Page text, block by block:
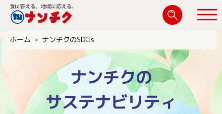
索:
閉じる
ホーム ナンチクのSDGs
ナンチクの
サステナビリティ